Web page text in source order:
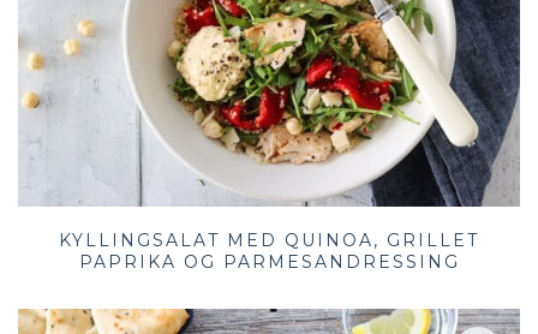
KYLLINGSALAT MED QUINOA, GRILLET
PAPRIKA OG PARMESANDRESSING